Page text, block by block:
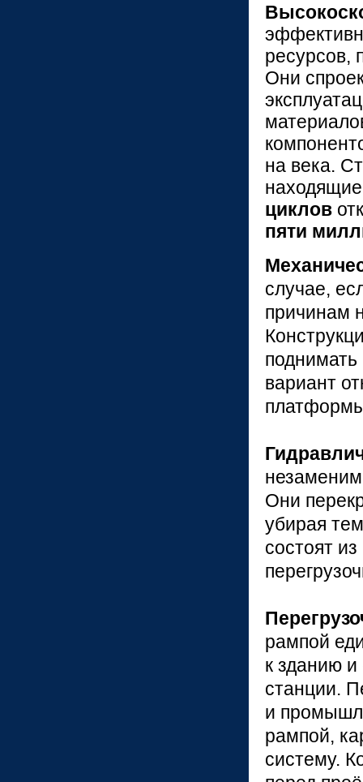
ресурсов,
Они
на века.
циклов
пяти
случае,
причинам
вариант
Они
убирая
состоят
рампой
к зданию
станции.
и
рампой,
систему.